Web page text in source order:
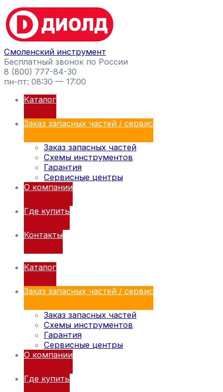
Перейти
к
содержимому
Смоленский инструмент
Бесплатный звонок по России
8 (800) 777-84-30
пн-пт: 08:30 — 17:00
Каталог
Заказ запасных частей / сервис
Заказ запасных частей
Схемы инструментов
Гарантия
Сервисные центры
О компании
Где купить
Контакты
Каталог
Заказ запасных частей / сервис
Заказ запасных частей
Схемы инструментов
Гарантия
Сервисные центры
О компании
Где купить
Поиск
товаров